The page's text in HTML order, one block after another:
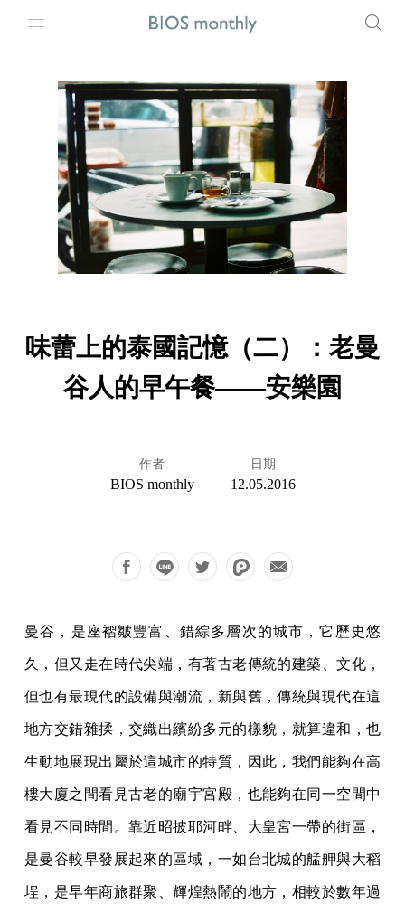
味蕾上的泰國記憶（二）：老曼
谷人的早午餐——安樂園
作者
BIOS monthly
日期
12.05.2016
曼谷，是座褶皺豐富、錯綜多層次的城市，它歷史悠
久，但又走在時代尖端，有著古老傳統的建築、文化，
但也有最現代的設備與潮流，新與舊，傳統與現代在這
地方交錯雜揉，交織出繽紛多元的樣貌，就算違和，也
生動地展現出屬於這城市的特質，因此，我們能夠在高
樓大廈之間看見古老的廟宇宮殿，也能夠在同一空間中
看見不同時間。靠近昭披耶河畔、大皇宮一帶的街區，
是曼谷較早發展起來的區域，一如台北城的艋舺與大稻
埕，是早年商旅群聚、輝煌熱鬧的地方，相較於數年過